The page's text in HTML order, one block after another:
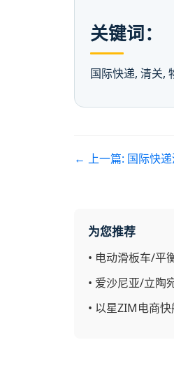
关键词：
国际快递, 清关,
← 上一篇: 国际快
为您推荐
• 电动滑板车/平
• 爱沙尼亚/立陶
• 以星ZIM电商